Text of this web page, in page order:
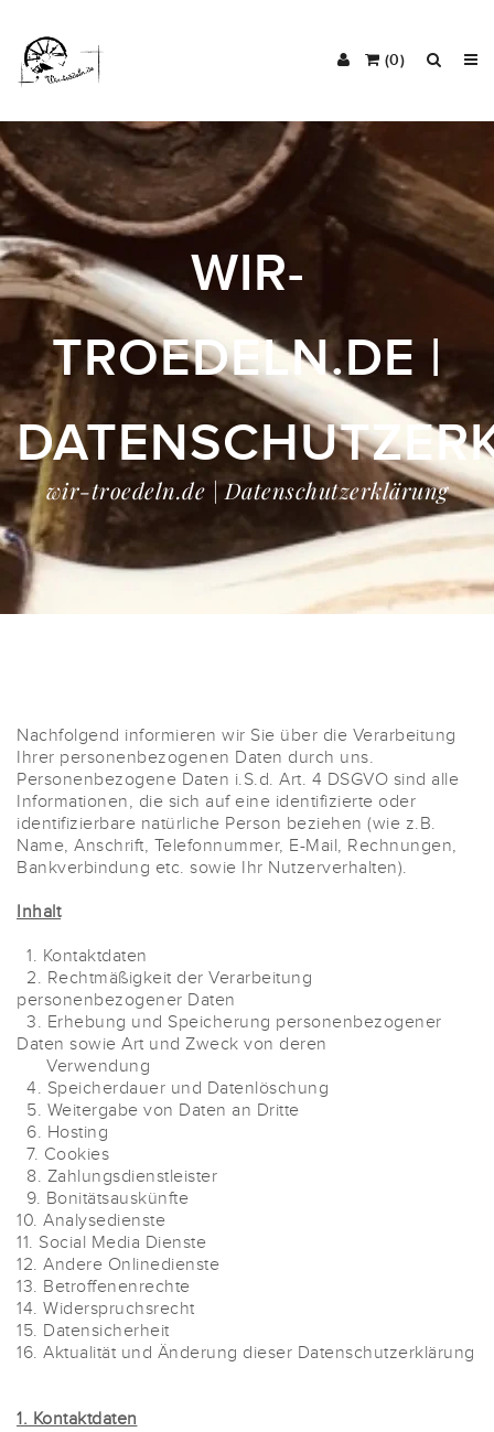
(0)
WIR-
TROEDELN.DE |
wir-troedeln.de | Datenschutzerklärung
Nachfolgend informieren wir Sie über die Verarbeitung
Ihrer personenbezogenen Daten durch uns.
Personenbezogene Daten i.S.d. Art. 4 DSGVO sind alle
Informationen, die sich auf eine identifizierte oder
identifizierbare natürliche Person beziehen (wie z.B.
Name, Anschrift, Telefonnummer, E-Mail, Rechnungen,
Bankverbindung etc. sowie Ihr Nutzerverhalten).
Inhalt
1. Kontaktdaten
2. Rechtmäßigkeit der Verarbeitung
personenbezogener Daten
3. Erhebung und Speicherung personenbezogener
Daten sowie Art und Zweck von deren
Verwendung
4. Speicherdauer und Datenlöschung
5. Weitergabe von Daten an Dritte
6. Hosting
7. Cookies
8. Zahlungsdienstleister
9. Bonitätsauskünfte
10. Analysedienste
11. Social Media Dienste
12. Andere Onlinedienste
13. Betroffenenrechte
14. Widerspruchsrecht
15. Datensicherheit
16. Aktualität und Änderung dieser Datenschutzerklärung
1. Kontaktdaten